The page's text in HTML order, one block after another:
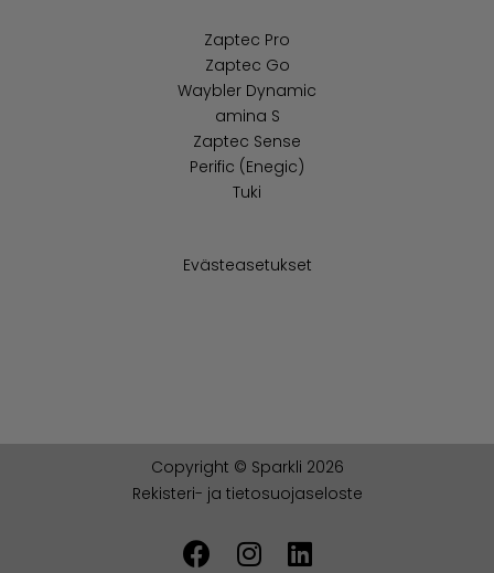
Zaptec Pro
Zaptec Go
Waybler Dynamic
amina S
Zaptec Sense
Perific (Enegic)
Tuki
Evästeasetukset
Copyright © Sparkli 2026
Rekisteri- ja tietosuojaseloste